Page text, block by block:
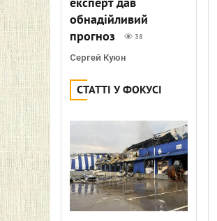
експерт дав
обнадійливий
прогноз
38
Сергей Куюн
СТАТТІ У ФОКУСІ